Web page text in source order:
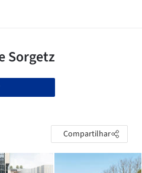
Compartilhar